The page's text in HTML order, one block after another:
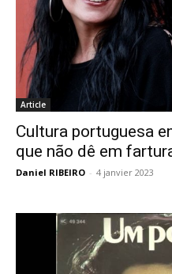
Article
Cultura portuguesa
que não dê em
Daniel RIBEIRO - 4 janvier 2023